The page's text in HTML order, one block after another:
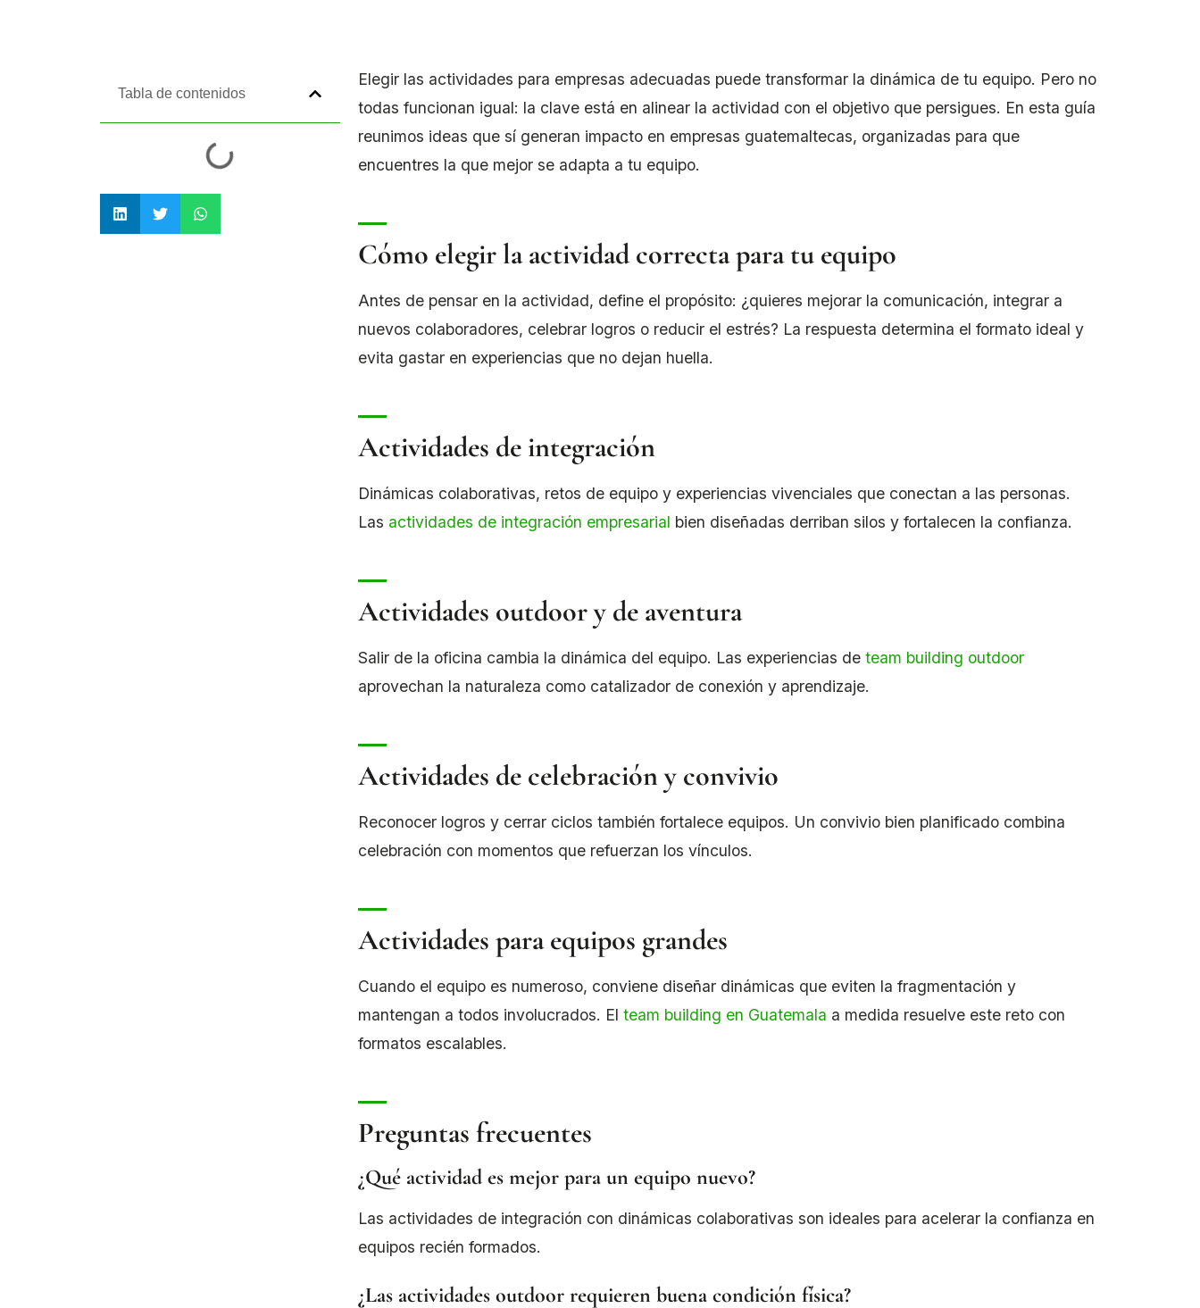
Tabla de contenidos
Elegir las actividades para empresas adecuadas puede transformar la dinámica de tu equipo. Pero no
todas funcionan igual: la clave está en alinear la actividad con el objetivo que persigues. En esta guía
reunimos ideas que sí generan impacto en empresas guatemaltecas, organizadas para que
encuentres la que mejor se adapta a tu equipo.
Cómo elegir la actividad correcta para tu equipo
Antes de pensar en la actividad, define el propósito: ¿quieres mejorar la comunicación, integrar a
nuevos colaboradores, celebrar logros o reducir el estrés? La respuesta determina el formato ideal y
evita gastar en experiencias que no dejan huella.
Actividades de integración
Dinámicas colaborativas, retos de equipo y experiencias vivenciales que conectan a las personas.
Las actividades de integración empresarial bien diseñadas derriban silos y fortalecen la confianza.
Actividades outdoor y de aventura
Salir de la oficina cambia la dinámica del equipo. Las experiencias de team building outdoor
aprovechan la naturaleza como catalizador de conexión y aprendizaje.
Actividades de celebración y convivio
Reconocer logros y cerrar ciclos también fortalece equipos. Un convivio bien planificado combina
celebración con momentos que refuerzan los vínculos.
Actividades para equipos grandes
Cuando el equipo es numeroso, conviene diseñar dinámicas que eviten la fragmentación y
mantengan a todos involucrados. El team building en Guatemala a medida resuelve este reto con
formatos escalables.
Preguntas frecuentes
¿Qué actividad es mejor para un equipo nuevo?
Las actividades de integración con dinámicas colaborativas son ideales para acelerar la confianza en
equipos recién formados.
¿Las actividades outdoor requieren buena condición física?